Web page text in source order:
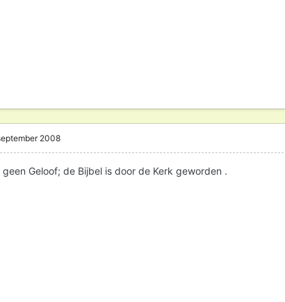
2008
Geloof; de Bijbel is door de Kerk geworden .